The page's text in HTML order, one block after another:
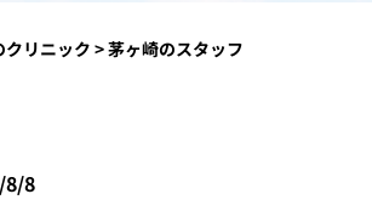
リニック >茅ヶ崎のスタッフ
8/8